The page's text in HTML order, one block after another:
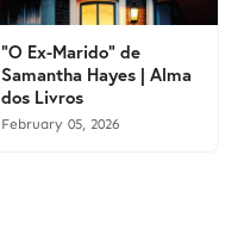
"O Ex-Marido" de
Samantha Hayes | Alma
dos Livros
February 05, 2026